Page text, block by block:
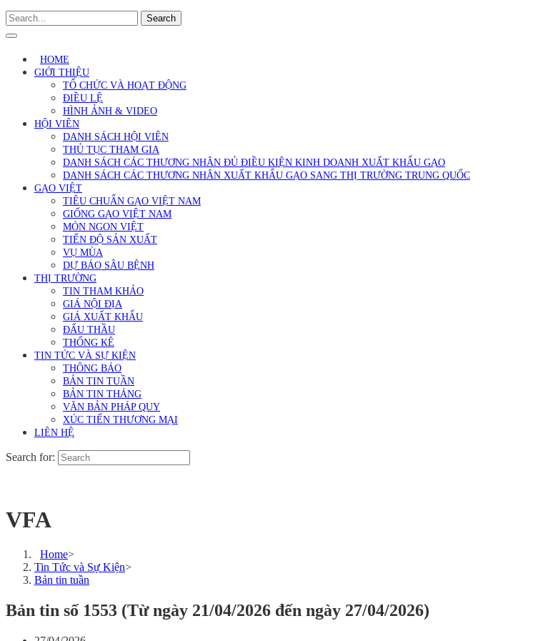
Search
HOME
GIỚI THIỆU
TỔ CHỨC VÀ HOẠT ĐỘNG
ĐIỀU LỆ
HÌNH ẢNH & VIDEO
HỘI VIÊN
DANH SÁCH HỘI VIÊN
THỦ TỤC THAM GIA
DANH SÁCH CÁC THƯƠNG NHÂN ĐỦ ĐIỀU KIỆN KINH DOANH XUẤT KHẨU GẠO
DANH SÁCH CÁC THƯƠNG NHÂN XUẤT KHẨU GẠO SANG THỊ TRƯỜNG TRUNG QUỐC
GẠO VIỆT
TIÊU CHUẨN GẠO VIỆT NAM
GIỐNG GẠO VIỆT NAM
MÓN NGON VIỆT
TIẾN ĐỘ SẢN XUẤT
VỤ MÙA
DỰ BÁO SÂU BỆNH
THỊ TRƯỜNG
TIN THAM KHẢO
GIÁ NỘI ĐỊA
GIÁ XUẤT KHẨU
ĐẤU THẦU
THỐNG KÊ
TIN TỨC VÀ SỰ KIỆN
THÔNG BÁO
BẢN TIN TUẦN
BẢN TIN THÁNG
VĂN BẢN PHÁP QUY
XÚC TIẾN THƯƠNG MẠI
LIÊN HỆ
Search for:
VFA
Home>
Tin Tức và Sự Kiện>
Bản tin tuần
Bản tin số 1553 (Từ ngày 21/04/2026 đến ngày 27/04/2026)